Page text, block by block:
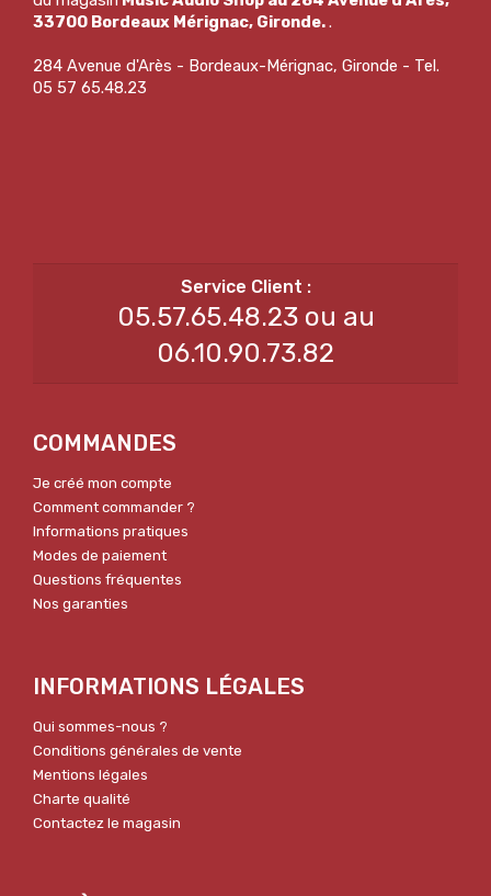
33700 Bordeaux Mérignac, Gironde..
284 Avenue d'Arès - Bordeaux-Mérignac, Gironde - Tel.
05 57 65.48.23
05.57.65.48.23 ou au
06.10.90.73.82
COMMANDES
Je créé mon compte
Comment commander ?
Informations pratiques
Modes de paiement
Questions fréquentes
Nos garanties
INFORMATIONS LÉGALES
Qui sommes-nous ?
Conditions générales de vente
Mentions légales
Charte qualité
Contactez le magasin